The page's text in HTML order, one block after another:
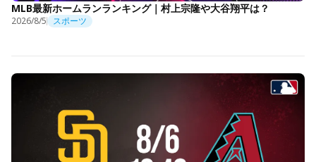
MLB最新ホームランランキング｜村上宗隆や大谷翔平は？
2026/8/5 スポーツ